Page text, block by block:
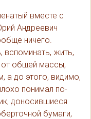
вместе с
Андреевич
ничего.
вспоминать, жить,
общей массы,
а до этого, видимо,
понимал по-
доносившиеся
бумаги,